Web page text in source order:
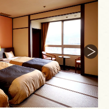
プ＞
とした客室です
洗浄機付トイレ、ドライ